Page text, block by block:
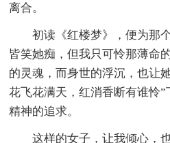
离合。
初读《红楼梦》，便为那
皆笑她痴，但我只可怜那薄命
的灵魂，而身世的浮沉，也让
花飞花满天，红消香断有谁怜
精神的追求。
这样的女子，让我倾心，